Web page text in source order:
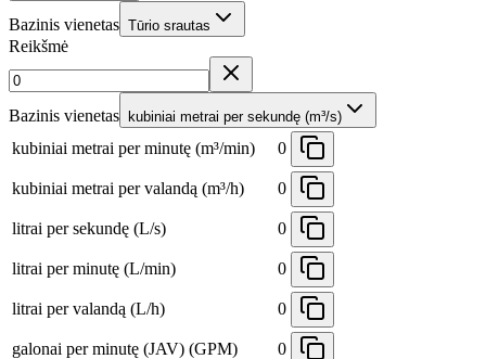
Bazinis vienetas Tūrio srautas
Reikšmė
Bazinis vienetas kubiniai metrai per sekundę (m³/s)
kubiniai metrai per minutę (m³/min) 0
kubiniai metrai per valandą (m³/h) 0
litrai per sekundę (L/s) 0
litrai per minutę (L/min) 0
litrai per valandą (L/h) 0
galonai per minutę (JAV) (GPM) 0